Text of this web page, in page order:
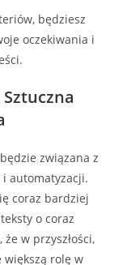
będziesz
oczekiwania i
związana z
automatyzacji.
coraz bardziej
o coraz
w przyszłości,
większą rolę w